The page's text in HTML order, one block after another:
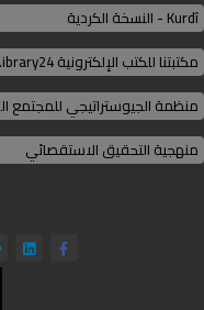
Kurdî - النسخة الكردية
مكتبتنا للكتب الإلكترونية Thelibrary24
منظمة الجيوستراتيجي للمجتمع المدني الكوردي
منهجية التحقيق الاستقصائي